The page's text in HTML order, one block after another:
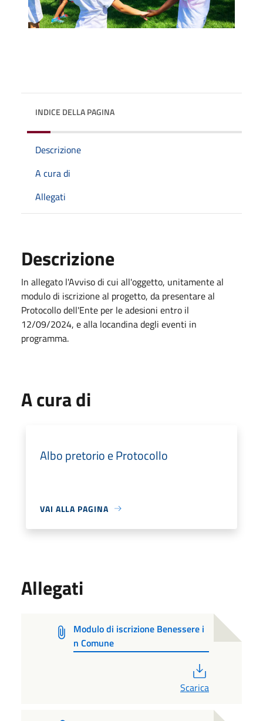
INDICE DELLA PAGINA
Descrizione
A cura di
Allegati
Descrizione
In allegato l'Avviso di cui all'oggetto, unitamente al
modulo di iscrizione al progetto, da presentare al
Protocollo dell'Ente per le adesioni entro il
12/09/2024, e alla locandina degli eventi in
programma.
A cura di
Albo pretorio e Protocollo
VAI ALLA PAGINA
Allegati
Modulo di iscrizione Benessere i
n Comune
Scarica